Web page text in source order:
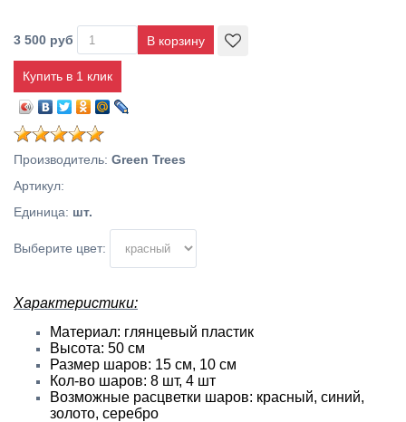
3 500 руб
Купить в 1 клик
Производитель: Green Trees
Артикул:
Единица: шт.
Выберите цвет:
Характеристики:
Материал: глянцевый пластик
Высота: 50 см
Размер шаров: 15 см, 10 см
Кол-во шаров: 8 шт, 4 шт
Возможные расцветки шаров: красный, синий,
золото, серебро